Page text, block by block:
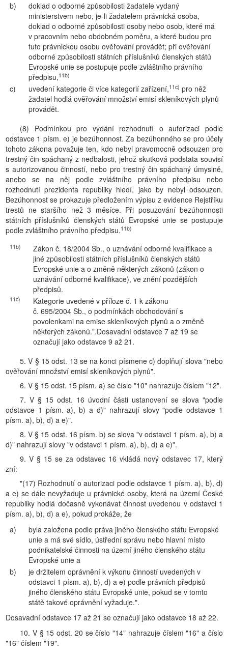
b)
doklad o odborné způsobilosti žadatele vydaný
ministerstvem nebo, je-li žadatelem právnická osoba,
doklad o odborné způsobilosti osoby nebo osob, které má
v pracovním nebo obdobném poměru, a které budou pro
tuto právnickou osobu ověřování provádět; při ověřování
odborné způsobilosti státních příslušníků členských států
Evropské unie se postupuje podle zvláštního právního
předpisu,11b)
c) uvedení kategorie či více kategorií zařízení,11c) pro něž
žadatel hodlá ověřování množství emisí skleníkových plynů
provádět.
(8) Podmínkou pro vydání rozhodnutí o autorizaci podle
odstavce 1 písm. e) je bezúhonnost. Za bezúhonného se pro účely
tohoto zákona považuje ten, kdo nebyl pravomocně odsouzen pro
trestný čin spáchaný z nedbalosti, jehož skutková podstata souvisí
s autorizovanou činností, nebo pro trestný čin spáchaný úmyslně,
anebo se na něj podle zvláštního právního předpisu nebo
rozhodnutí prezidenta republiky hledí, jako by nebyl odsouzen.
Bezúhonnost se prokazuje předložením výpisu z evidence Rejstříku
trestů ne staršího než 3 měsíce. Při posuzování bezúhonnosti
státních příslušníků členských států Evropské unie se postupuje
podle zvláštního právního předpisu.11b)
11b)
Zákon č. 18/2004 Sb., o uznávání odborné kvalifikace a
jiné způsobilosti státních příslušníků členských států
Evropské unie a o změně některých zákonů (zákon o
uznávání odborné kvalifikace), ve znění pozdějších
předpisů.
11c)
Kategorie uvedené v příloze č. 1 k zákonu
č. 695/2004 Sb., o podmínkách obchodování s
povolenkami na emise skleníkových plynů a o změně
některých zákonů.".Dosavadní odstavce 7 až 19 se
označují jako odstavce 9 až 21.
5. V § 15 odst. 13 se na konci písmene c) doplňují slova "nebo
ověřování množství emisí skleníkových plynů".
6. V § 15 odst. 15 písm. a) se číslo "10" nahrazuje číslem "12".
7. V § 15 odst. 16 úvodní části ustanovení se slova "podle
odstavce 1 písm. a), b) a d)" nahrazují slovy "podle odstavce 1
písm. a), b), d) a e)".
8. V § 15 odst. 16 písm. b) se slova "v odstavci 1 písm. a), b) a
d)" nahrazují slovy "v odstavci 1 písm. a), b), d) a e)".
9. V § 15 se za odstavec 16 vkládá nový odstavec 17, který
zní:
"(17) Rozhodnutí o autorizaci podle odstavce 1 písm. a), b), d)
a e) se dále nevyžaduje u právnické osoby, která na území České
republiky hodlá dočasně vykonávat činnost uvedenou v odstavci 1
písm. a), b), d) a e), pokud prokáže, že
a)
byla založena podle práva jiného členského státu Evropské
unie a má své sídlo, ústřední správu nebo hlavní místo
podnikatelské činnosti na území jiného členského státu
Evropské unie a
b)
je držitelem oprávnění k výkonu činností uvedených v
odstavci 1 písm. a), b), d) a e) podle právních předpisů
jiného členského státu Evropské unie, pokud se v tomto
státě takové oprávnění vyžaduje.".
Dosavadní odstavce 17 až 21 se označují jako odstavce 18 až 22.
10. V § 15 odst. 20 se číslo "14" nahrazuje číslem "16" a číslo
"16" číslem "19".